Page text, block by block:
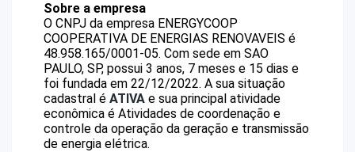
Sobre a empresa
O CNPJ da empresa ENERGYCOOP
COOPERATIVA DE ENERGIAS RENOVAVEIS é
48.958.165/0001-05. Com sede em SAO
PAULO, SP, possui 3 anos, 7 meses e 15 dias e
foi fundada em 22/12/2022. A sua situação
cadastral é ATIVA e sua principal atividade
econômica é Atividades de coordenação e
controle da operação da geração e transmissão
de energia elétrica.